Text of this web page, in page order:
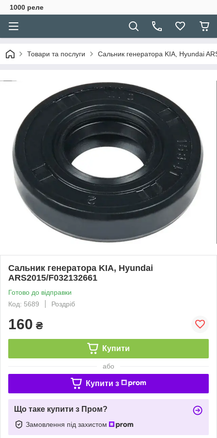
1000 реле
Товари та послуги Сальник генератора KIA, Hyundai
Сальник генератора KIA, Hyundai
ARS2015/F032132661
Готово до відправки
Код: 5689
Роздріб
160 ₴
Купити
або
Купити з
Що таке купити з Пром?
Замовлення під захистом